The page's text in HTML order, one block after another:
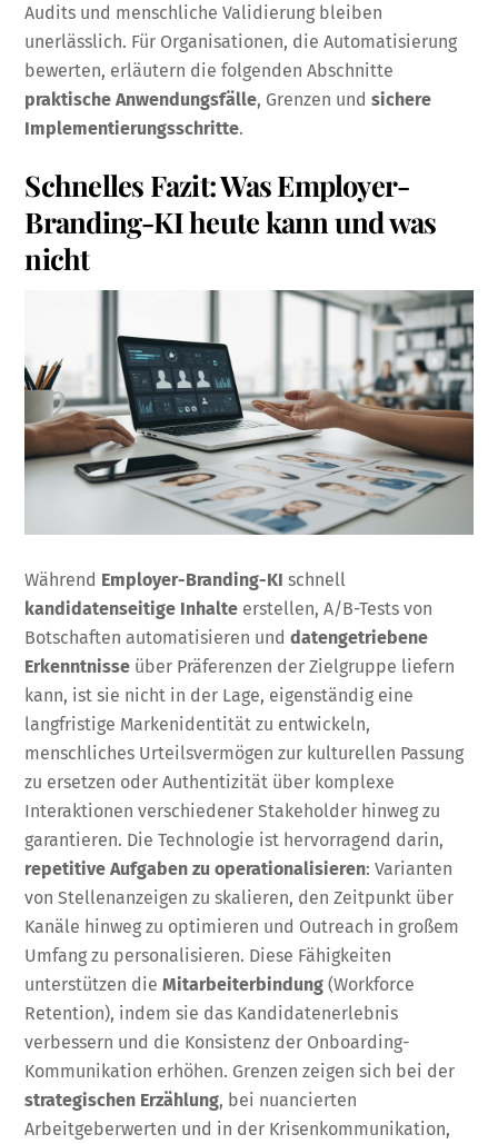
Audits und menschliche Validierung bleiben
unerlässlich. Für Organisationen, die Automatisierung
bewerten, erläutern die folgenden Abschnitte
praktische Anwendungsfälle, Grenzen undsichere
Implementierungsschritte.
Schnelles Fazit: Was Employer-
Branding-KI heute kann und was
nicht
Während Employer-Branding-KI schnell
kandidatenseitige Inhalte erstellen, A/B-Tests von
Botschaften automatisieren unddatengetriebene
Erkenntnisse über Präferenzen der Zielgruppe liefern
kann, ist sie nicht in der Lage, eigenständig eine
langfristige Markenidentität zu entwickeln,
menschliches Urteilsvermögen zur kulturellen Passung
zu ersetzen oder Authentizität über komplexe
Interaktionen verschiedener Stakeholder hinweg zu
garantieren. Die Technologie ist hervorragend darin,
repetitive Aufgaben zu operationalisieren: Varianten
von Stellenanzeigen zu skalieren, den Zeitpunkt über
Kanäle hinweg zu optimieren und Outreach in großem
Umfang zu personalisieren. Diese Fähigkeiten
unterstützen dieMitarbeiterbindung (Workforce
Retention), indem sie das Kandidatenerlebnis
verbessern und die Konsistenz der Onboarding-
Kommunikation erhöhen. Grenzen zeigen sich bei der
strategischen Erzählung, bei nuancierten
Arbeitgeberwerten und in der Krisenkommunikation,